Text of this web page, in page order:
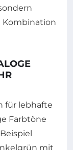
Kombination
für lebhafte
Farbtöne
mit